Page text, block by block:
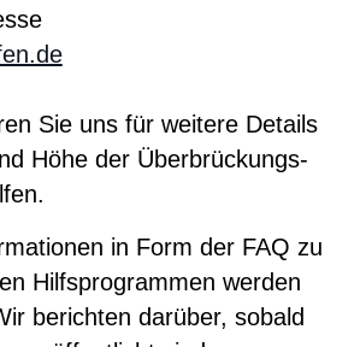
Sie uns für weitere Details
Höhe der Überbrückungs-
in Form der FAQ zu
Hilfsprogrammen werden
berichten darüber, sobald